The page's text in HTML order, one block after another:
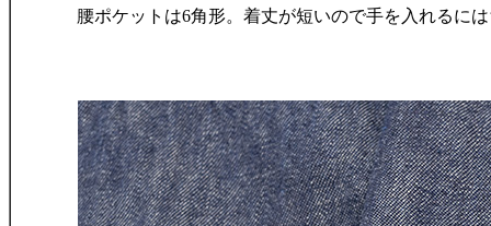
腰ポケットは6角形。着丈が短いので手を入れるに